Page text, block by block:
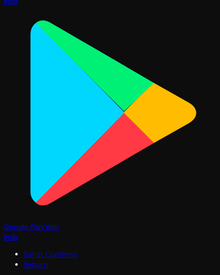
Google Play'den
İndir
Sanat Gündemi
İletişim